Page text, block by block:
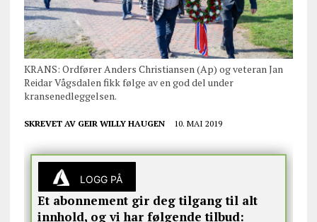
KRANS: Ordfører Anders Christiansen (Ap) og veteran Jan
Reidar Vågsdalen fikk følge av en god del under
kransenedleggelsen.
SKREVET AV GEIR WILLY HAUGEN 10. MAI 2019
LOGG PÅ
Et abonnement gir deg tilgang til alt
innhold, og vi har følgende tilbud: